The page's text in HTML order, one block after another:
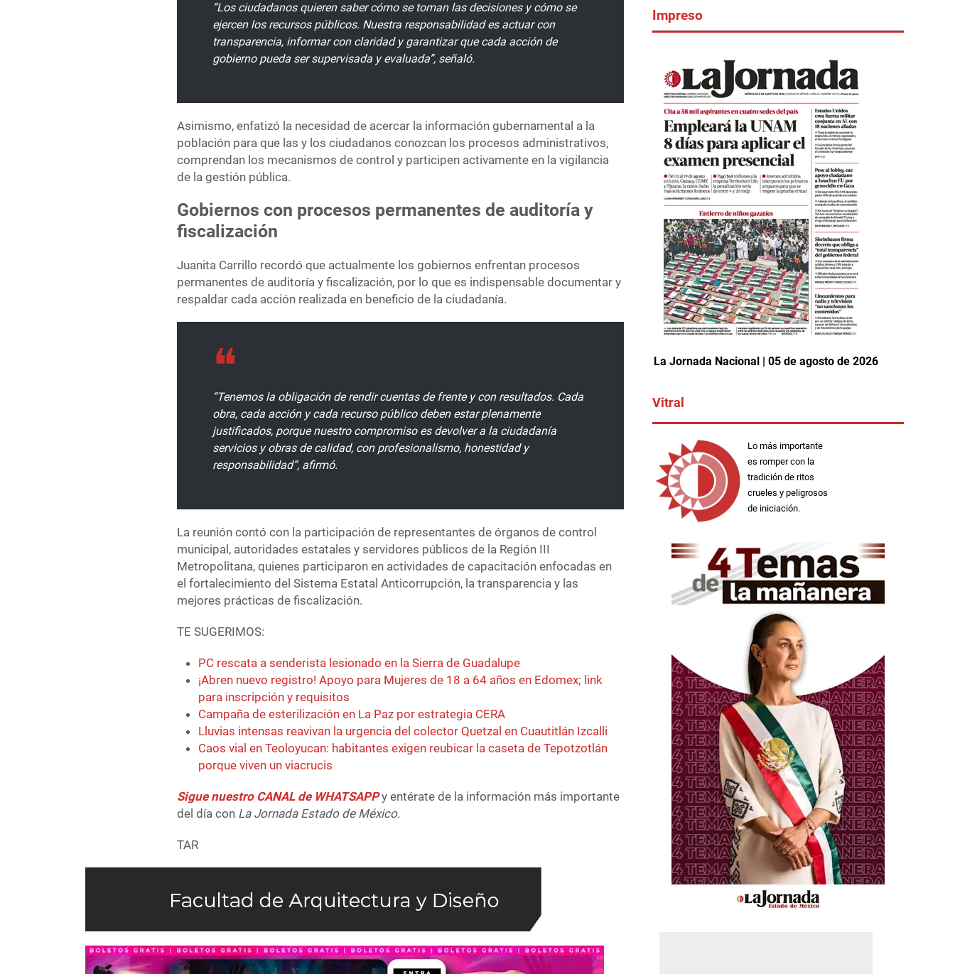
“Los ciudadanos quieren saber cómo se toman las decisiones y cómo se
ejercen los recursos públicos. Nuestra responsabilidad es actuar con
transparencia, informar con claridad y garantizar que cada acción de
gobierno pueda ser supervisada y evaluada”, señaló.
Asimismo, enfatizó la necesidad de acercar la información gubernamental a la
población para que las y los ciudadanos conozcan los procesos administrativos,
comprendan los mecanismos de control y participen activamente en la vigilancia
de la gestión pública.
Gobiernos con procesos permanentes de auditoría y
fiscalización
Juanita Carrillo recordó que actualmente los gobiernos enfrentan procesos
permanentes de auditoría y fiscalización, por lo que es indispensable documentar y
respaldar cada acción realizada en beneficio de la ciudadanía.
“Tenemos la obligación de rendir cuentas de frente y con resultados. Cada
obra, cada acción y cada recurso público deben estar plenamente
justificados, porque nuestro compromiso es devolver a la ciudadanía
servicios y obras de calidad, con profesionalismo, honestidad y
responsabilidad”, afirmó.
La reunión contó con la participación de representantes de órganos de control
municipal, autoridades estatales y servidores públicos de la Región III
Metropolitana, quienes participaron en actividades de capacitación enfocadas en
el fortalecimiento del Sistema Estatal Anticorrupción, la transparencia y las
mejores prácticas de fiscalización.
TE SUGERIMOS:
PC rescata a senderista lesionado en la Sierra de Guadalupe
¡Abren nuevo registro! Apoyo para Mujeres de 18 a 64 años en Edomex; link
para inscripción y requisitos
Campaña de esterilización en La Paz por estrategia CERA
Lluvias intensas reavivan la urgencia del colector Quetzal en Cuautitlán Izcalli
Caos vial en Teoloyucan: habitantes exigen reubicar la caseta de Tepotzotlán
porque viven un viacrucis
Sigue nuestro CANAL de WHATSAPP y entérate de la información más importante
del día con La Jornada Estado de México.
TAR
Impreso
La Jornada Nacional | 05 de agosto de 2026
Vitral
Lo más importante
es romper con la
tradición de ritos
crueles y peligrosos
de iniciación.